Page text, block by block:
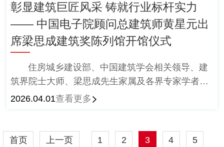
彰显建筑巨匠风采 铸就行业标杆实力
—— 中国电子院顾问总建筑师黄星元出
席梁思成建筑奖陈列馆开馆仪式
住房城乡建设部、中国建筑学会相关领导、建
筑界院士大师、梁思成先生家属及各界专家学者百
余人齐聚，以行业巨匠身份彰显中国电子院顶尖建
2026.04.01查看更多
首页 上一页 1 2 3 4 5